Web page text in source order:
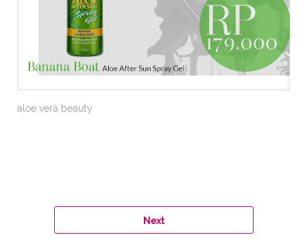
aloe vera beauty
Next